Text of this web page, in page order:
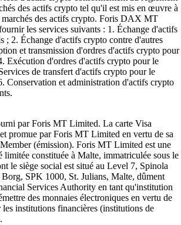
des actifs crypto tel qu'il est mis en œuvre à
des actifs crypto. Foris DAX MT
les services suivants : 1. Échange d'actifs
; 2. Échange d'actifs crypto contre d'autres
et transmission d'ordres d'actifs crypto pour
Exécution d'ordres d'actifs crypto pour le
de transfert d'actifs crypto pour le
Conservation et administration d'actifs crypto
par Foris MT Limited. La carte Visa
promue par Foris MT Limited en vertu de sa
(émission). Foris MT Limited est une
limitée constituée à Malte, immatriculée sous le
le siège social est situé au Level 7, Spinola
SPK 1000, St. Julians, Malte, dûment
Services Authority en tant qu'institution
des monnaies électroniques en vertu de
institutions financières (institutions de